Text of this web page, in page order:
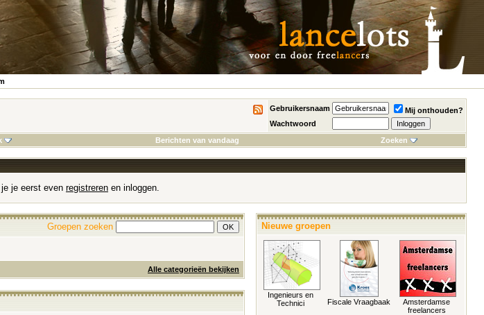
Gebruikersnaam
Mij onthouden?
Wachtwoord
Berichten van vandaag Zoeken
je eerst even registreren en inloggen.
Groepen zoeken
Alle categorieën bekijken
Nieuwe groepen
Ingenieurs en
Technici
Fiscale Vraagbaak
Amsterdamse
freelancers